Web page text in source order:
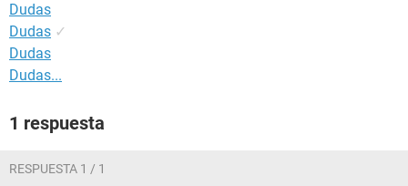
Dudas
Dudas ✓
Dudas
Dudas...
1 respuesta
RESPUESTA 1 / 1